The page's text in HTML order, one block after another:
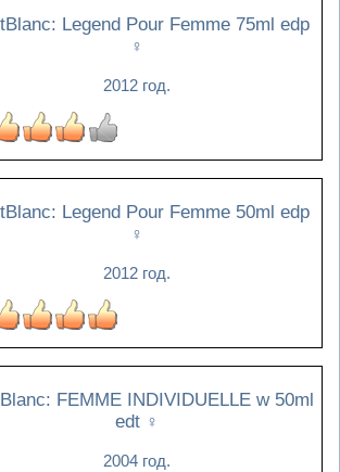
Legend Pour Femme 75ml edp
♀
2012 год.
Legend Pour Femme 50ml edp
♀
2012 год.
FEMME INDIVIDUELLE w 50ml
edt ♀
2004 год.